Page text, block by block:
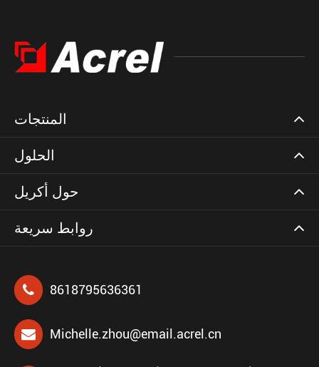
المنتجات
الحلول
حول أكريل
روابط سريعة
8618795636361
Michelle.zhou@email.acrel.cn